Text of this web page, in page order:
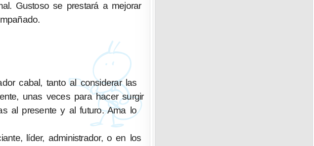
Gustoso se prestará a mejorar
cabal, tanto al considerar las
unas veces para hacer surgir
al presente y al futuro. Ama lo
líder, administrador, o en los